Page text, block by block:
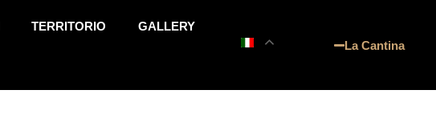
TERRITORIO GALLERY
La Cantina